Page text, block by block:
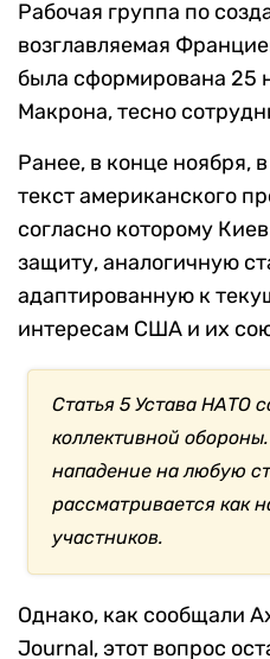
Рабочая группа по
возглавляемая
была сформирована 25
Макрона, тесно
Ранее, в конце ноября,
текст американского
согласно которому
защиту, аналогичную
адаптированную к
интересам США и их
Статья 5 Устава НАТО
коллективной
нападение на любую
рассматривается как
участников.
Однако, как сообщали
Journal, этот вопрос